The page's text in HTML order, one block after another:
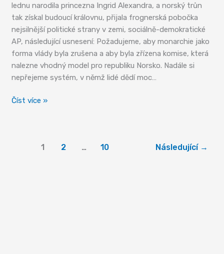
lednu narodila princezna Ingrid Alexandra, a norský trůn
tak získal budoucí královnu, přijala frognerská pobočka
nejsilnější politické strany v zemi, sociálně-demokratické
AP, následující usnesení: Požadujeme, aby monarchie jako
forma vlády byla zrušena a aby byla zřízena komise, která
nalezne vhodný model pro republiku Norsko. Nadále si
nepřejeme systém, v němž lidé dědí moc…
Popelka,
Číst více »
1 2 … 10 Následující →